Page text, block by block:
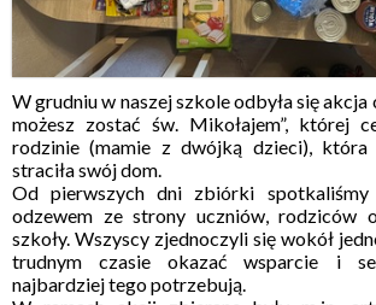
W grudniu w naszej szkole odbyła się
możesz zostać św. Mikołajem”, której
rodzinie (mamie z dwójką dzieci),
straciła swój dom.
Od pierwszych dni zbiórki
odzewem ze strony uczniów, rodziców
szkoły. Wszyscy zjednoczyli się wokół
trudnym czasie okazać wsparcie i
najbardziej tego potrzebują.